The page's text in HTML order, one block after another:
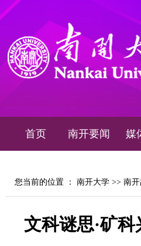
首页 南开要闻 媒
您当前的位置 ： 南开大学 >> 南
文科谜思·矿